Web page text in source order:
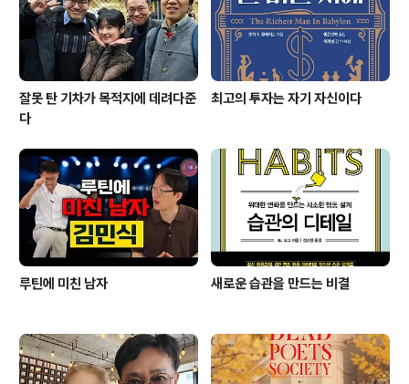
잘못 탄 기차가 목적지에 데려다준
다
최고의 투자는 자기 자신이다
루틴에 미친 남자 새로운 습관을 만드는 비결